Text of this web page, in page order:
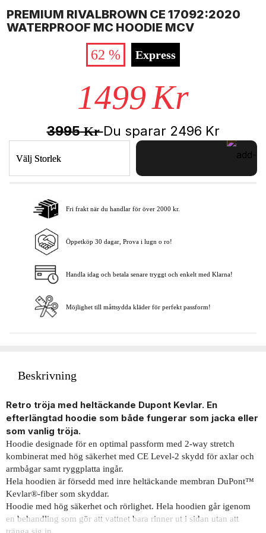
PREMIUM RIVALBROWN CE 17092:2020
WATERPROOF MC HOODIE MCV
62 % Express
1499Kr
3995KrDu sparar 2496 Kr
Välj Storlek
Lägg i varukorgen
Fri frakt när du handlar för över 2000 kr.
Öppetköp 30 dagar, Prova i lugn o ro!
Handla idag och betala senare tryggt och enkelt med Klarna!
Möjlighet till måttsydda kläder för perfekt passform!
Beskrivning
Retro tröja med heltäckande Dupont Kevlar. En
efterlängtad hoodie som både fungerar som jacka eller
som vanlig tröja.
Hoodie designade för en optimal passform med 2-way stretch
kombinerat med hög säkerhet med CE Level-2 skydd för axlar och
armbågar samt ryggplatta ingår.
Hela hoodien är försedd med inre heltäckande membran DuPont™
Kevlar®-fiber som skyddar.
Hoodie med hög säkerhet och rörlighet. ​Hela hoodien går igenom
en behandling som gör att vattnet bara rinner ut i sidan utan att
tränga sig in.